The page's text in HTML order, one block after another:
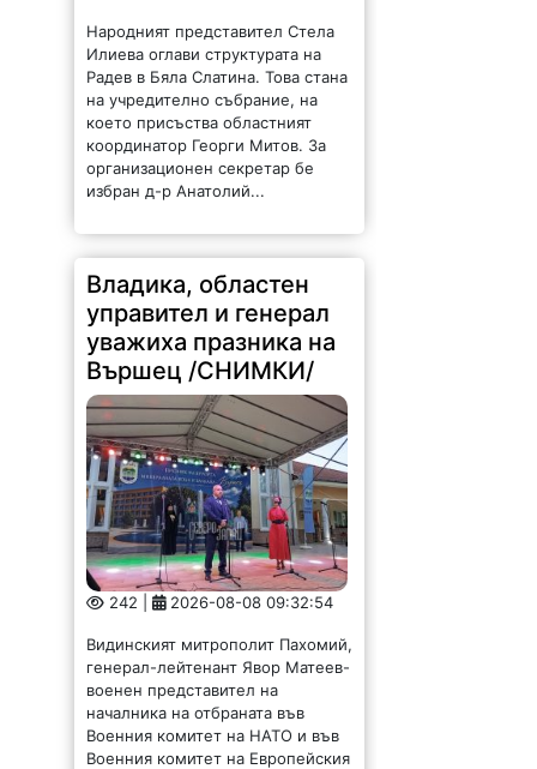
Народният представител Стела
Илиева оглави структурата на
Радев в Бяла Слатина. Това стана
на учредително събрание, на
което присъства областният
координатор Георги Митов. За
организационен секретар бе
избран д-р Анатолий...
Владика, областен
управител и генерал
уважиха празника на
Вършец /СНИМКИ/
242 | 2026-08-08 09:32:54
Видинският митрополит Пахомий,
генерал-лейтенант Явор Матеев-
военен представител на
началника на отбраната във
Военния комитет на НАТО и във
Военния комитет на Европейския